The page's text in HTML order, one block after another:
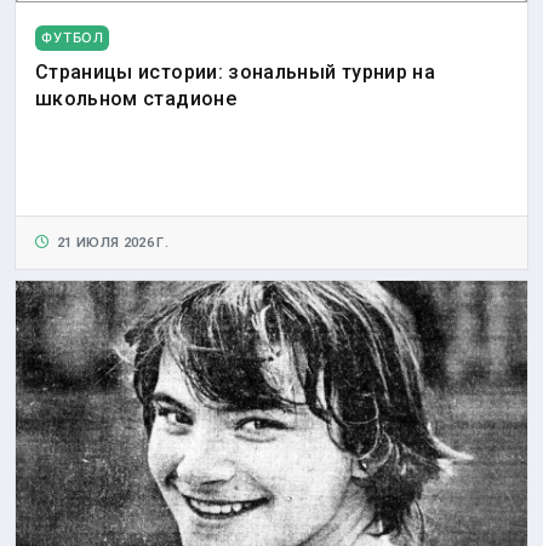
ФУТБОЛ
Страницы истории: зональный турнир на
школьном стадионе
21 ИЮЛЯ 2026 Г.